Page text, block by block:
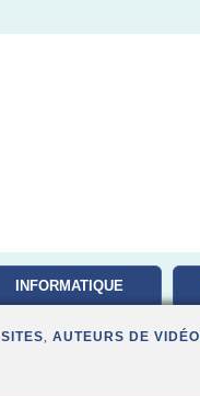
INFORMATIQUE
SITES, AUTEURS DE